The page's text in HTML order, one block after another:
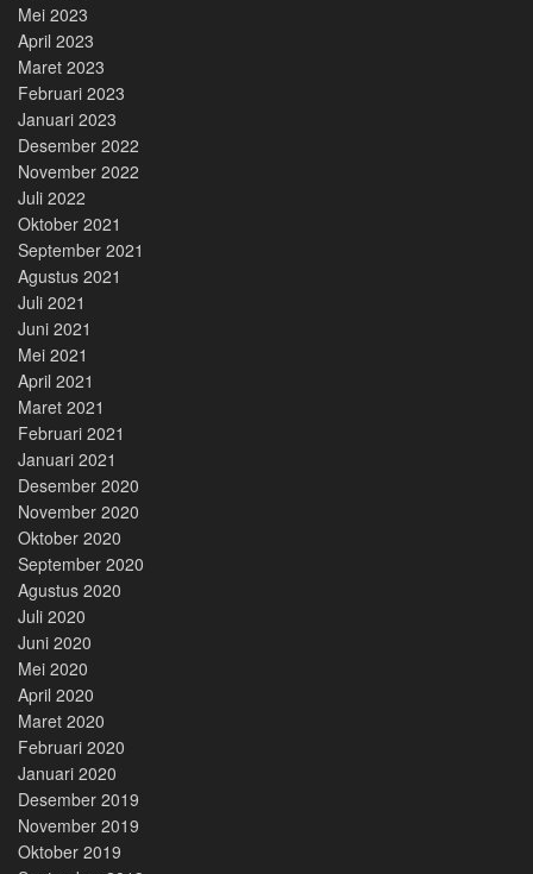
Mei 2023
April 2023
Maret 2023
Februari 2023
Januari 2023
Desember 2022
November 2022
Juli 2022
Oktober 2021
September 2021
Agustus 2021
Juli 2021
Juni 2021
Mei 2021
April 2021
Maret 2021
Februari 2021
Januari 2021
Desember 2020
November 2020
Oktober 2020
September 2020
Agustus 2020
Juli 2020
Juni 2020
Mei 2020
April 2020
Maret 2020
Februari 2020
Januari 2020
Desember 2019
November 2019
Oktober 2019